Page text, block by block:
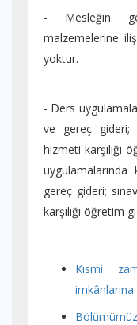
- Mesleğin
malzemelerine
yoktur.
- Ders
ve gereç gideri;
hizmeti karşılığı
gereç gideri;
karşılığı öğretim
Kısmi